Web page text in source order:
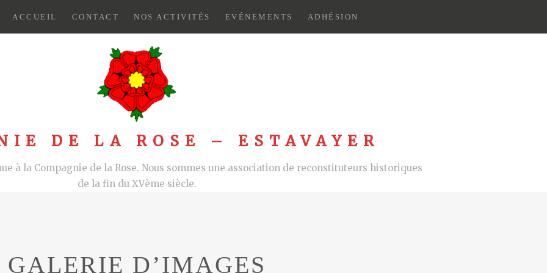
ACCUEIL CONTACT NOS ACTIVITÉS EVÉNEMENTS ADHÉSION
DE LA ROSE – ESTAVAYER
à la Compagnie de la Rose. Nous sommes une association de reconstituteurs historiques
de la fin du XVème siècle.
GALERIE D’IMAGES